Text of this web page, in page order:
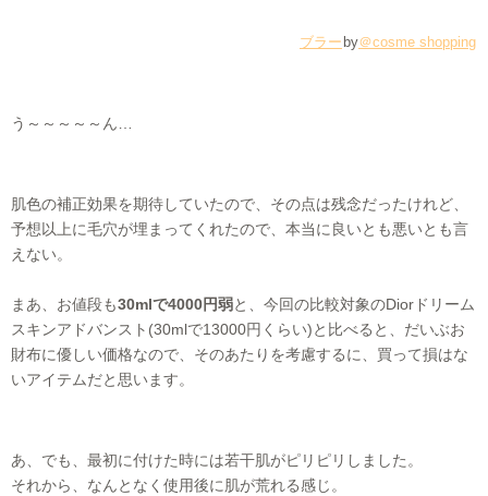
ブラー by＠cosme shopping
う～～～～～ん…
肌色の補正効果を期待していたので、その点は残念だったけれど、
予想以上に毛穴が埋まってくれたので、本当に良いとも悪いとも言
えない。
まあ、お値段も30mlで4000円弱と、今回の比較対象のDiorドリーム
スキンアドバンスト(30mlで13000円くらい)と比べると、だいぶお
財布に優しい価格なので、そのあたりを考慮するに、買って損はな
いアイテムだと思います。
あ、でも、最初に付けた時には若干肌がピリピリしました。
それから、なんとなく使用後に肌が荒れる感じ。